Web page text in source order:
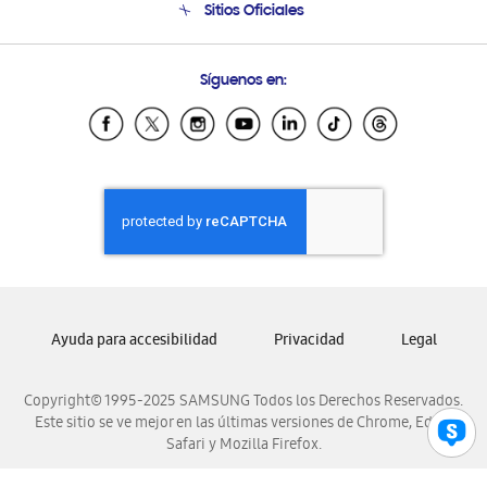
Condiciones de Compra
Soporte vía eMail
Sitios Oficiales
Samsung Ecuador
Samsung El Salvador
Samsung Honduras
Samsung Nicaragua
Samsung Panamá
Samsung Venezuela
Síguenos en:
Copyright© 1995-2025 SAMSUNG Todos los Derechos Reservados.
Este sitio se ve mejor en las últimas versiones de Chrome, Edge,
Safari y Mozilla Firefox.
Ayuda para accesibilidad Privacidad Legal